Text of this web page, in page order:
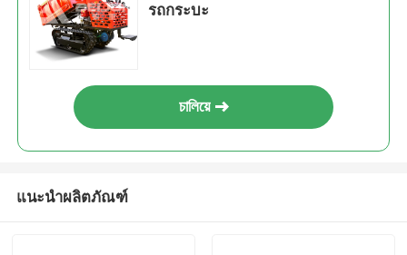
รถกระบะ
চালিয়ে
แนะนำผลิตภัณฑ์